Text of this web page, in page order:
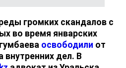
громких скандалов с
во время январских
освободили от
дел. В